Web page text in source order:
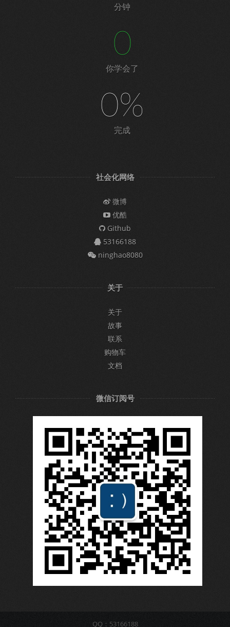
分钟
0
你学会了
0%
完成
社会化网络
微博
优酷
Github
53166188
ninghao8080
关于
关于
故事
联系
购物车
文档
微信订阅号
QQ：53166188